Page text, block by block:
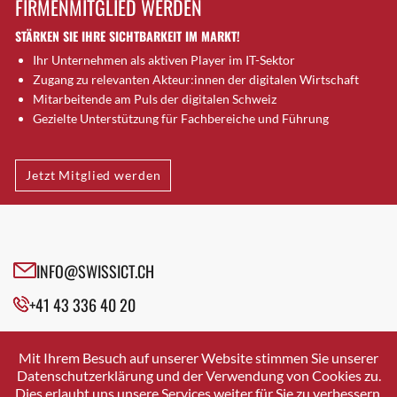
Brugg AG
Brütten
Bubendorf
Bubikon
Buchs (SG)
Bäretswil
Bülach
Cazis
Crissier
Davos Platz
Dierikon
Dietikon
FIRMENMITGLIED WERDEN
STÄRKEN SIE IHRE SICHTBARKEIT IM MARKT!
Ihr Unternehmen als aktiven Player im IT-Sektor
Zugang zu relevanten Akteur:innen der digitalen Wirtschaft
Mitarbeitende am Puls der digitalen Schweiz
Gezielte Unterstützung für Fachbereiche und Führung
Jetzt Mitglied werden
INFO@SWISSICT.CH
+41 43 336 40 20
SWISSICT
VULKANSTRASSE 120
8048 ZURICH
Mit Ihrem Besuch auf unserer Website stimmen Sie unserer
Datenschutzerklärung und der Verwendung von Cookies zu.
Dies erlaubt uns unsere Services weiter für Sie zu verbessern.